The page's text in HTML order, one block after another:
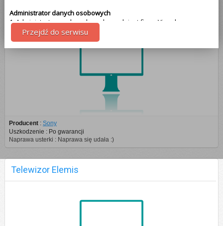
Administrator danych osobowych
1. Administratorem danych osobowych jest firma Visual
Technologies, więcej informacji na temat naszej firmy znajdziesz na
samym dole strony - klikając na link kontakt. Pamiętaj że Twoja
zgoda może być w każdej chwili cofnięta. Jeżeli wyrażasz zgodę, o
1.Celem przetwarzania danych jest dostosowanie treści serwisu do
tego co aktualnie oglądasz. Więcej szczegółowych informacji
odnajdziesz w polityce prywatności naszego serwisu na samym
dole - link polityka prywatności.
Uprawnienia z tytułu przetwarzania danych
Twoich danych:
1. Jeśli posiadamy Twoją zgodę na przetwarzanie danych możesz ją
w każdej chwili wycofać.
Twoich danych osobowych, do ich sprostowania a także do ich
Przejdź do serwisu
Telewizor Sony
Producent: Sony
Uszkodzenie : Po gwarancji
Naprawa usterki : Naprawa się udała :)
Telewizor Elemis